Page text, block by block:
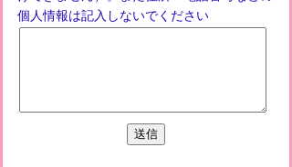
個人情報は記入しないでください